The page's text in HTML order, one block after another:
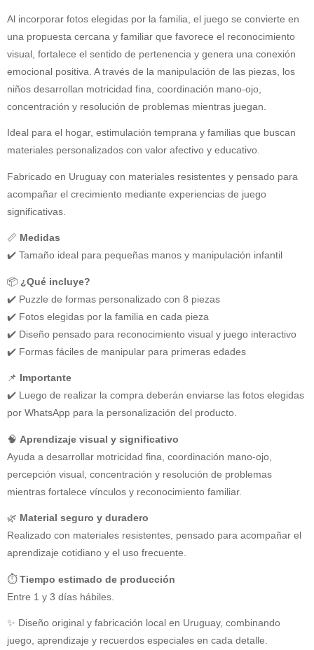
Al incorporar fotos elegidas por la familia, el juego se convierte en
una propuesta cercana y familiar que favorece el reconocimiento
visual, fortalece el sentido de pertenencia y genera una conexión
emocional positiva. A través de la manipulación de las piezas, los
niños desarrollan motricidad fina, coordinación mano-ojo,
concentración y resolución de problemas mientras juegan.
Ideal para el hogar, estimulación temprana y familias que buscan
materiales personalizados con valor afectivo y educativo.
Fabricado en Uruguay con materiales resistentes y pensado para
acompañar el crecimiento mediante experiencias de juego
significativas.
📏 Medidas
✔️ Tamaño ideal para pequeñas manos y manipulación infantil
📦 ¿Qué incluye?
✔️ Puzzle de formas personalizado con 8 piezas
✔️ Fotos elegidas por la familia en cada pieza
✔️ Diseño pensado para reconocimiento visual y juego interactivo
✔️ Formas fáciles de manipular para primeras edades
📌 Importante
✔️ Luego de realizar la compra deberán enviarse las fotos elegidas
por WhatsApp para la personalización del producto.
🧠 Aprendizaje visual y significativo
Ayuda a desarrollar motricidad fina, coordinación mano-ojo,
percepción visual, concentración y resolución de problemas
mientras fortalece vínculos y reconocimiento familiar.
🌿 Material seguro y duradero
Realizado con materiales resistentes, pensado para acompañar el
aprendizaje cotidiano y el uso frecuente.
⏱Tiempo estimado de producción
Entre 1 y 3 días hábiles.
✨ Diseño original y fabricación local en Uruguay, combinando
juego, aprendizaje y recuerdos especiales en cada detalle.